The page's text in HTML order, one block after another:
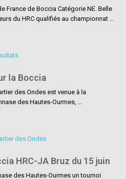
France de Boccia Catégorie NE. Belle
du HRC qualifiés au championnat …
la Boccia
des Ondes est venue à la
des Hautes-Ourmes, …
des Ondes
HRC-JA Bruz du 15 juin
des Hautes-Ourmes un tournoi